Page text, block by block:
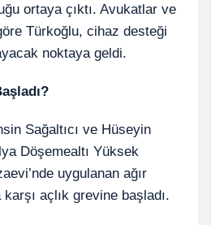
ortaya çıktı. Avukatlar ve
Türkoğlu, cihaz desteği
noktaya geldi.
Sağaltıcı ve Hüseyin
Döşemealtı Yüksek
uygulanan ağır
açlık grevine başladı.